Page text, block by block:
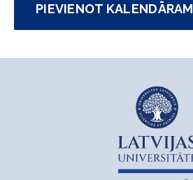
PIEVIENOT KALENDĀRAM